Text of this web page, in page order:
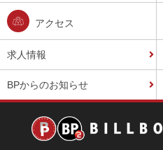
アクセス
求人情報
BPからのお知らせ